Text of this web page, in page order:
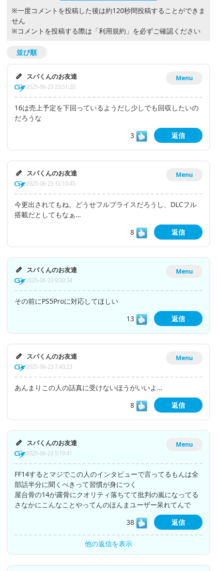
※一度コメントを投稿した後は約120秒間投稿することができま
せん
※コメントを投稿する際は 「利用規約」 を必ずご確認ください
並び順
Menu
スパくんのお友達
2025-06-23 23:51:20
16は売上予定を下回っているようだし少しでも回収したいの
だろうな
3
返信
Menu
スパくんのお友達
2025-06-23 12:10:45
今更出されてもね。どうせフルプライスだろうし、DLCフル
搭載だとしてもなぁ…
8
返信
Menu
スパくんのお友達
2025-06-23 9:00:34
その前にPS5Proに対応してほしい
13
返信
Menu
スパくんのお友達
2025-06-23 7:43:23
あんまりこの人の話真に受けないほうがいいよ…
8
返信
Menu
スパくんのお友達
2025-06-23 5:19:41
FF14するとマジでこの人のインタビューで言ってるもんは全
部話半分に聞くべきって習慣が身につく
屋台骨の14が露骨にクオリティ落ちてて批判の嵐になってる
さなかにこんなことやってんのほんまユーザー呆れてんで
38
返信
他の返信を表示